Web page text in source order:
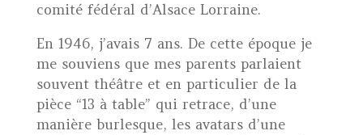
comité fédéral d’Alsace Lorraine.
En 1946, j’avais 7 ans. De cette époque je
me souviens que mes parents parlaient
souvent théâtre et en particulier de la
pièce “13 à table” qui retrace, d’une
manière burlesque, les avatars d’une